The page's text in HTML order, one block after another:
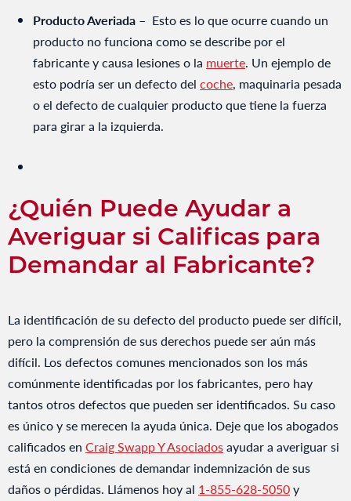
Producto Averiada – Esto es lo que ocurre cuando un
producto no funciona como se describe por el
fabricante y causa lesiones o la muerte. Un ejemplo de
esto podría ser un defecto del coche, maquinaria pesada
o el defecto de cualquier producto que tiene la fuerza
para girar a la izquierda.
¿Quién Puede Ayudar a
Averiguar si Calificas para
Demandar al Fabricante?
La identificación de su defecto del producto puede ser difícil,
pero la comprensión de sus derechos puede ser aún más
difícil. Los defectos comunes mencionados son los más
comúnmente identificadas por los fabricantes, pero hay
tantos otros defectos que pueden ser identificados. Su caso
es único y se merecen la ayuda única. Deje que los abogados
calificados en Craig Swapp Y Asociadosayudar a averiguar si
está en condiciones de demandar indemnización de sus
daños o pérdidas. Llámenos hoy al 1-855-628-5050y